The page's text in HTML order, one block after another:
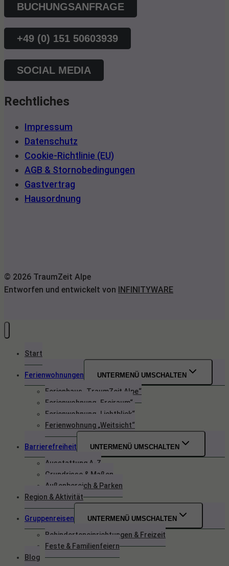
BUCHUNGSANFRAGE
+49 (0) 151 50603939
SOCIAL MEDIA
Rechtliches
Impressum
Datenschutz
Cookie-Richtlinie (EU)
AGB & Stornobedingungen
Gastvertrag
Hausordnung
© 2026 TraumZeit Alpe
Entworfen und entwickelt von
INFINITYWARE
Start
Ferienwohnungen UNTERMENÜ UMSCHALTEN
Ferienhaus „TraumZeit Alpe“
Ferienwohnung „Freiraum“
Ferienwohnung „Lichtblick“
Ferienwohnung „Weitsicht“
Barrierefreiheit UNTERMENÜ UMSCHALTEN
Ausstattung A-Z
Grundrisse & Maßen
Außenbereich & Parken
Region & Aktivität
Gruppenreisen UNTERMENÜ UMSCHALTEN
Behinderteneinrichtungen & Freizeit
Feste & Familienfeiern
Blog